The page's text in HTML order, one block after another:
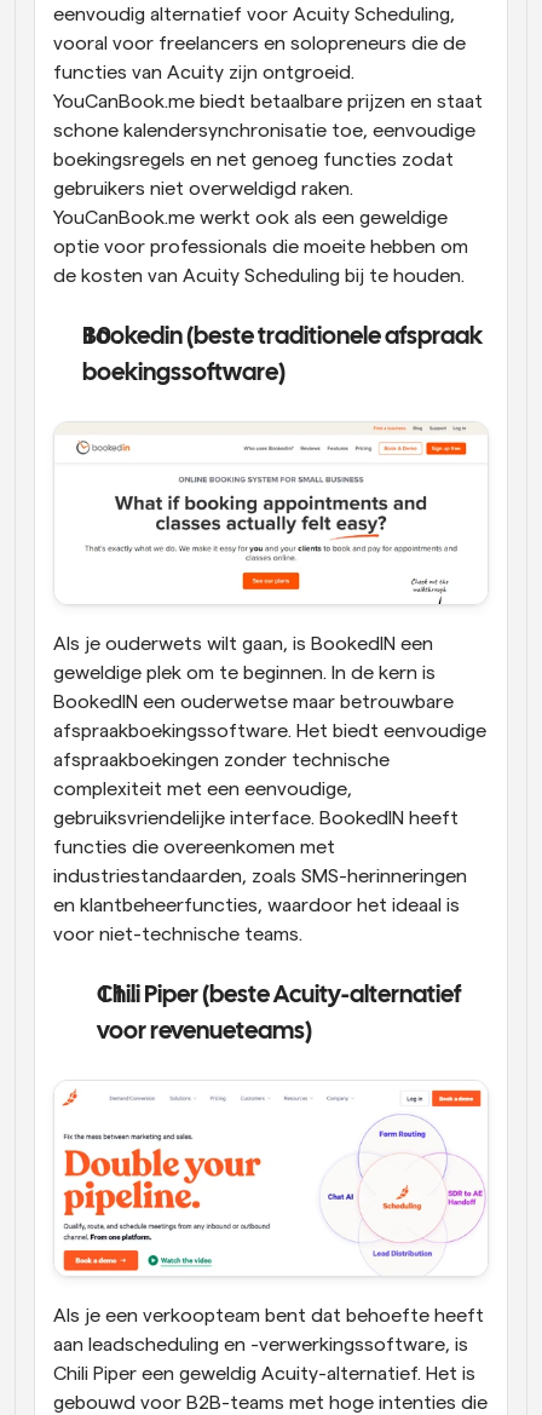
eenvoudig alternatief voor Acuity Scheduling,
vooral voor freelancers en solopreneurs die de
functies van Acuity zijn ontgroeid.
YouCanBook.me biedt betaalbare prijzen en staat
schone kalendersynchronisatie toe, eenvoudige
boekingsregels en net genoeg functies zodat
gebruikers niet overweldigd raken.
YouCanBook.me werkt ook als een geweldige
optie voor professionals die moeite hebben om
de kosten van Acuity Scheduling bij te houden.
Bookedin (beste traditionele afspraak
boekingssoftware)
Als je ouderwets wilt gaan, is BookedIN een
geweldige plek om te beginnen. In de kern is
BookedIN een ouderwetse maar betrouwbare
afspraakboekingssoftware. Het biedt eenvoudige
afspraakboekingen zonder technische
complexiteit met een eenvoudige,
gebruiksvriendelijke interface. BookedIN heeft
functies die overeenkomen met
industriestandaarden, zoals SMS-herinneringen
en klantbeheerfuncties, waardoor het ideaal is
voor niet-technische teams.
Chili Piper (beste Acuity-alternatief
voor revenueteams)
Als je een verkoopteam bent dat behoefte heeft
aan leadscheduling en -verwerkingssoftware, is
Chili Piper een geweldig Acuity-alternatief. Het is
gebouwd voor B2B-teams met hoge intenties die